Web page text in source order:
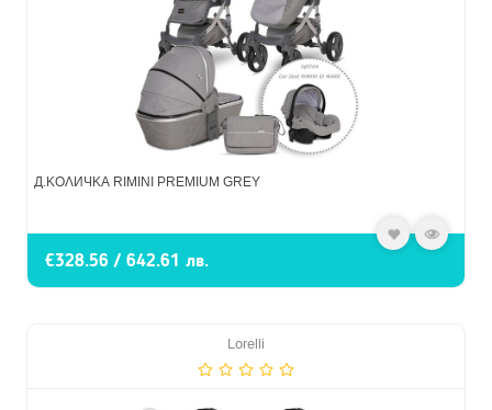
Д.КОЛИЧКА RIMINI PREMIUM GREY
€328.56 / 642.61 лв.
Lorelli